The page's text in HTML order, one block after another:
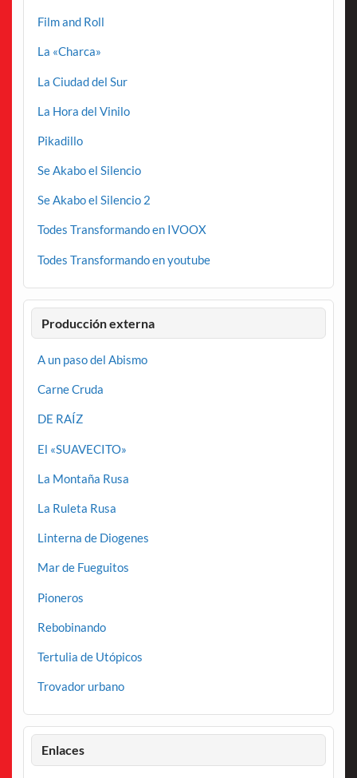
Film and Roll
La «Charca»
La Ciudad del Sur
La Hora del Vinilo
Pikadillo
Se Akabo el Silencio
Se Akabo el Silencio 2
Todes Transformando en IVOOX
Todes Transformando en youtube
Producción externa
A un paso del Abismo
Carne Cruda
DE RAÍZ
El «SUAVECITO»
La Montaña Rusa
La Ruleta Rusa
Linterna de Diogenes
Mar de Fueguitos
Pioneros
Rebobinando
Tertulia de Utópicos
Trovador urbano
Enlaces